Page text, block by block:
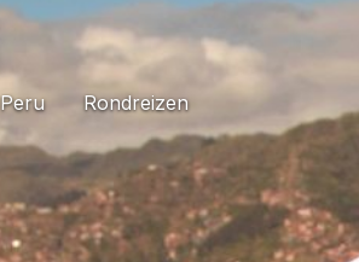
Peru Rondreizen